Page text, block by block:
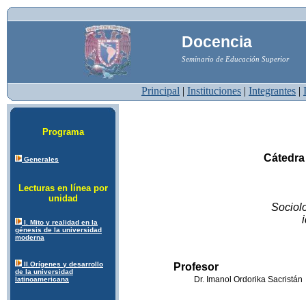
Docencia
Seminario de Educación Superior
Principal | Instituciones | Integrantes |
Programa
Generales
Lecturas en línea por
unidad
I. Mito y realidad en la
génesis de la universidad
moderna
II.Orígenes y desarrollo
de la universidad
latinoamericana
Profesor
Dr. Imanol Ordorika Sacristán